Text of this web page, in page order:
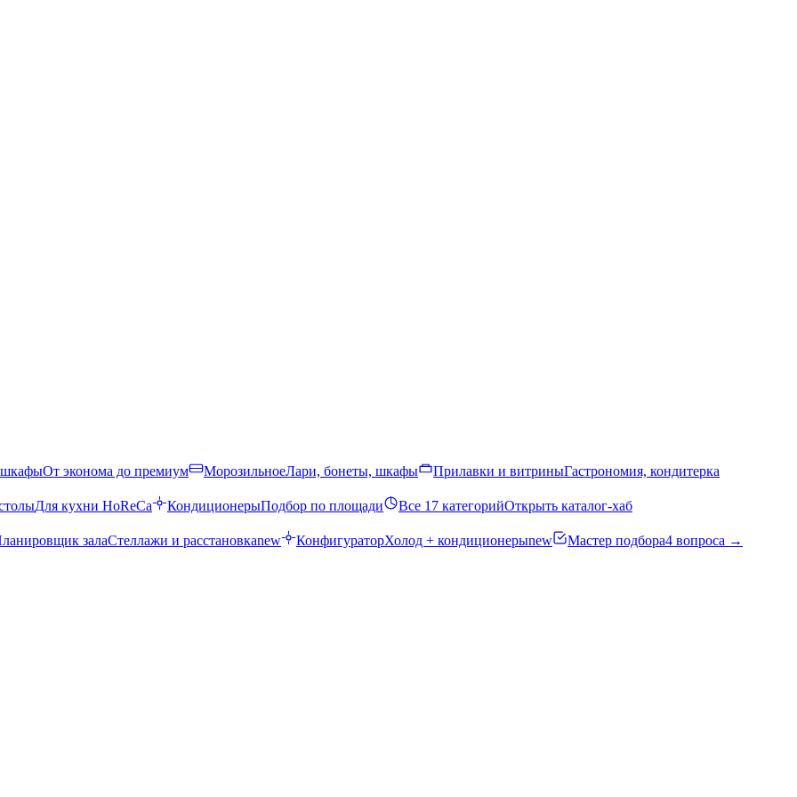
шкафыОт эконома до премиум МорозильноеЛари, бонеты, шкафы Прилавки и витриныГастрономия, кондитерка
Для кухни HoReCa КондиционерыПодбор по площади Все 17 категорийОткрыть каталог-хаб
залаСтеллажи и расстановкаnew КонфигураторХолод + кондиционерыnew Мастер подбора4 вопроса →